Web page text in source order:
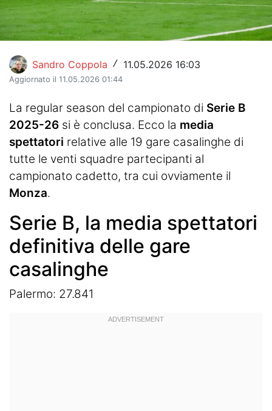
Pallamano
Altre
News
Turismo
Eventi
Sandro Coppola / 11.05.2026 16:03
Aggiornato il 11.05.2026 01:44
La regular season del campionato di Serie B
2025-26 si è conclusa. Ecco la media
spettatori relative alle 19 gare casalinghe di
tutte le venti squadre partecipanti al
campionato cadetto, tra cui ovviamente il
Monza.
Serie B, la media spettatori
definitiva delle gare
casalinghe
Palermo: 27.841